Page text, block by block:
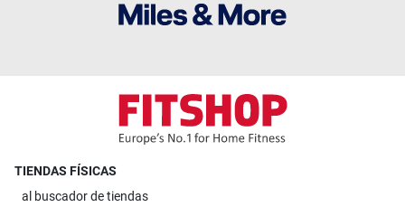
TIENDAS FÍSICAS
al buscador de tiendas